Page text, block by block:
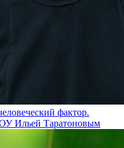
фактор.
Ильей Таратоновым